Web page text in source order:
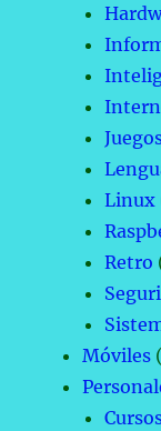
Linux
Retro
Móviles